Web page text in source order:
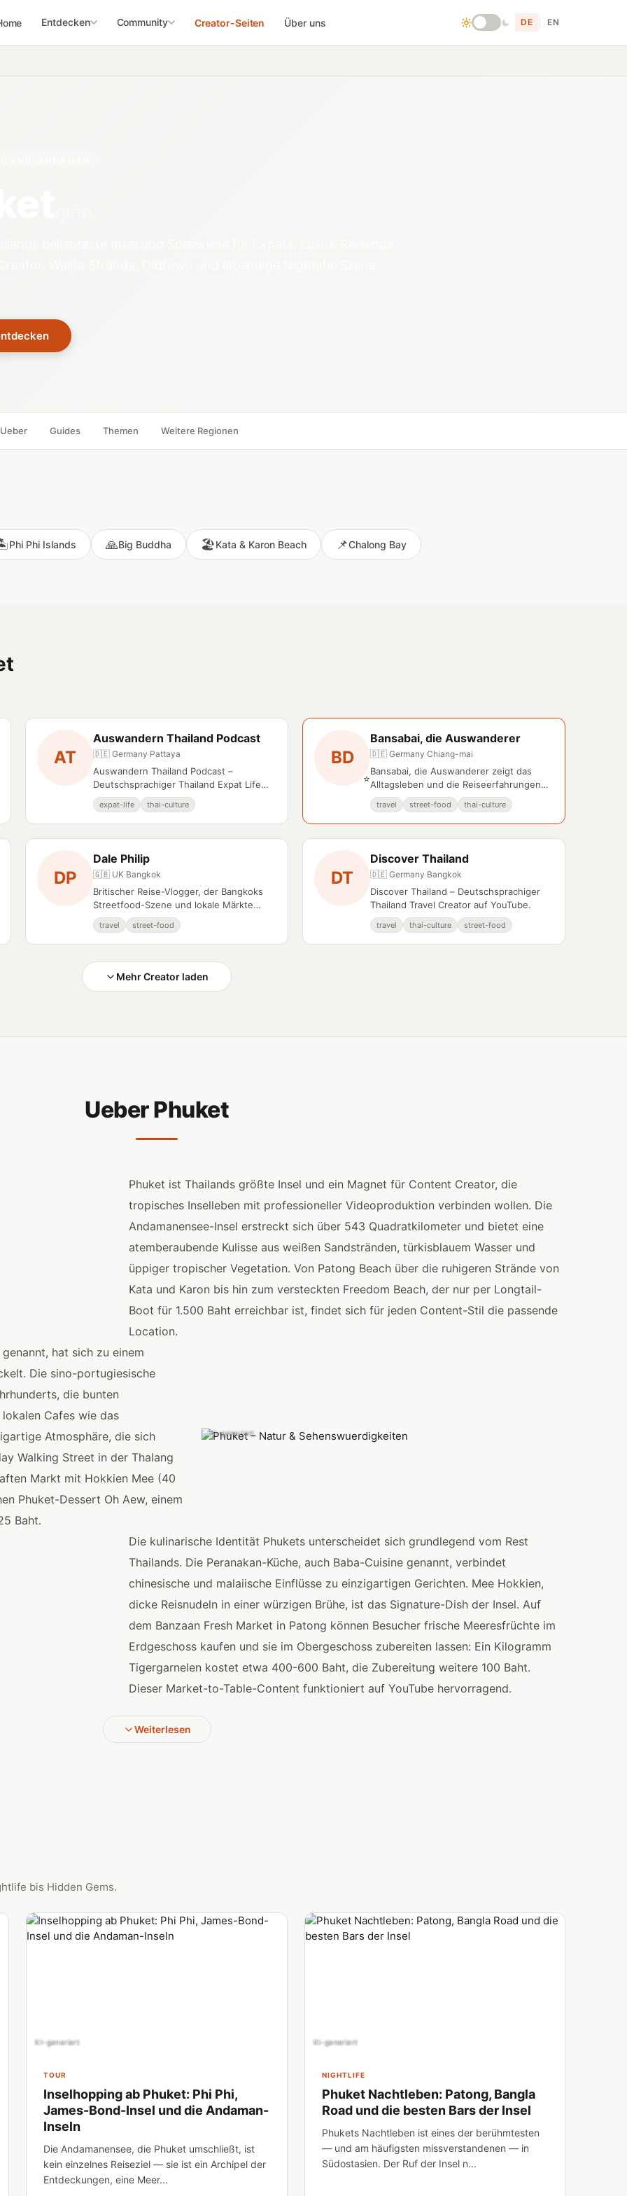
Entdecken Community Creator-Seiten Über uns DE EN
Ueber Guides Themen Weitere Regionen
Phi Phi Islands 🙏Big Buddha 🏖️Kata & Karon Beach 📌Chalong Bay
AT
Auswandern Thailand Podcast
🇩🇪 Germany·Pattaya
Auswandern Thailand Podcast –
Deutschsprachiger Thailand Expat Life
Creator auf YouTube.
expat-life thai-culture
BD
⭐
Bansabai, die Auswanderer
🇩🇪 Germany·Chiang-mai
Bansabai, die Auswanderer zeigt das
Alltagsleben und die Reiseerfahrungen
von deutschen Auswanderern in
Thailand.
travel street-food thai-culture
DP
Dale Philip
🇬🇧 UK·Bangkok
Britischer Reise-Vlogger, der Bangkoks
Streetfood-Szene und lokale Märkte
dokumentiert.
travel street-food
DT
Discover Thailand
🇩🇪 Germany·Bangkok
Discover Thailand – Deutschsprachiger
Thailand Travel Creator auf YouTube.
travel thai-culture street-food
Mehr Creator laden
Ueber Phuket
Phuket ist Thailands größte Insel und ein Magnet für Content Creator, die
tropisches Inselleben mit professioneller Videoproduktion verbinden wollen. Die
Andamanensee-Insel erstreckt sich über 543 Quadratkilometer und bietet eine
atemberaubende Kulisse aus weißen Sandstränden, türkisblauem Wasser und
üppiger tropischer Vegetation. Von Patong Beach über die ruhigeren Strände von
Kata und Karon bis hin zum versteckten Freedom Beach, der nur per Longtail-
Boot für 1.500 Baht erreichbar ist, findet sich für jeden Content-Stil die passende
Location.
KI-generiert
hat sich zu einem
Die sino-portugiesische
die bunten
Cafes wie das
Atmosphäre, die sich
Walking Street in der Thalang
Markt mit Hokkien Mee (40
Phuket-Dessert Oh Aew, einem
Baht.
Die kulinarische Identität Phukets unterscheidet sich grundlegend vom Rest
Thailands. Die Peranakan-Küche, auch Baba-Cuisine genannt, verbindet
chinesische und malaiische Einflüsse zu einzigartigen Gerichten. Mee Hokkien,
dicke Reisnudeln in einer würzigen Brühe, ist das Signature-Dish der Insel. Auf
dem Banzaan Fresh Market in Patong können Besucher frische Meeresfrüchte im
Erdgeschoss kaufen und sie im Obergeschoss zubereiten lassen: Ein Kilogramm
Tigergarnelen kostet etwa 400-600 Baht, die Zubereitung weitere 100 Baht.
Dieser Market-to-Table-Content funktioniert auf YouTube hervorragend.
Weiterlesen
bis Hidden Gems.
KI-generiert
TOUR
Inselhopping ab Phuket: Phi Phi,
James-Bond-Insel und die Andaman-
Inseln
Die Andamanensee, die Phuket umschließt, ist
kein einzelnes Reiseziel — sie ist ein Archipel der
Entdeckungen, eine Meer...
KI-generiert
NIGHTLIFE
Phuket Nachtleben: Patong, Bangla
Road und die besten Bars der Insel
Phukets Nachtleben ist eines der berühmtesten
— und am häufigsten missverstandenen — in
Südostasien. Der Ruf der Insel n...